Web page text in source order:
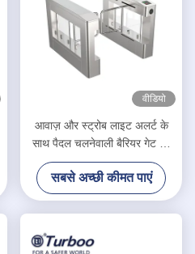
वीडियो
आवाज़ और स्ट्रोब लाइट अलर्ट के
साथ पैदल चलनेवाली बैरियर गेट पर
पहुंच नियंत्रण
सबसे अच्छी कीमत पाएं